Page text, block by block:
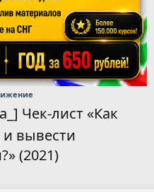
Чек-лист «Как
и вывести
(2021)